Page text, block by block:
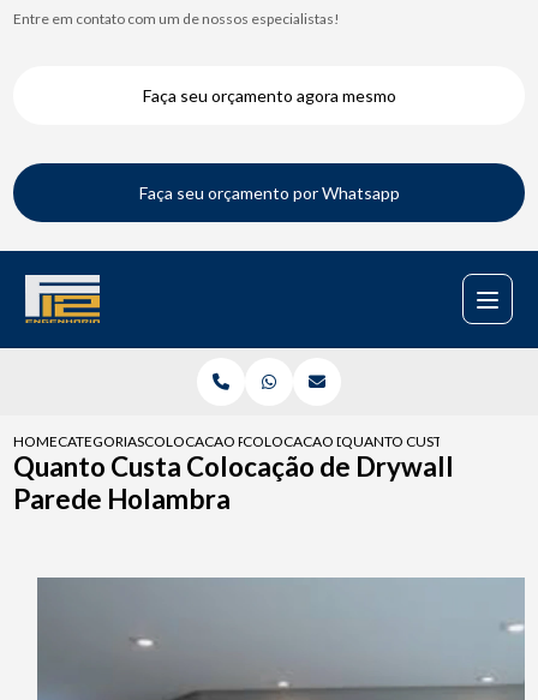
Entre em contato com um de nossos especialistas!
Faça seu orçamento agora mesmo
Faça seu orçamento por Whatsapp
HOMECATEGORIASCOLOCACAO PARA DRYWALLCOLOCACAO DE FORRO DE DRYWALL
QUANTO CUSTA
Quanto Custa Colocação de Drywall
Parede Holambra